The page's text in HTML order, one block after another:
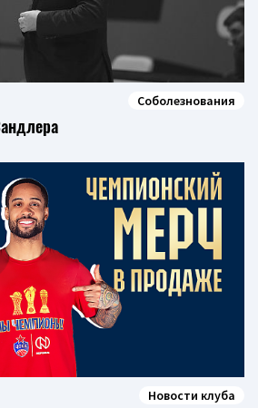
Соболезнования
Новости клуба